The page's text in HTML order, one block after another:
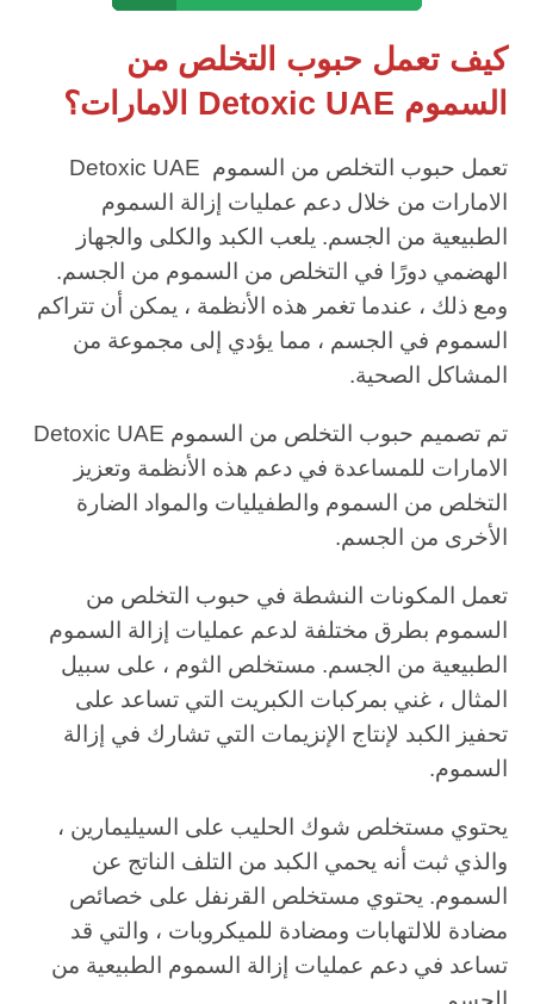
كيف تعمل حبوب التخلص من
السموم Detoxic UAE الامارات؟
تعمل حبوب التخلص من السموم Detoxic UAE
الامارات من خلال دعم عمليات إزالة السموم
الطبيعية من الجسم. يلعب الكبد والكلى والجهاز
الهضمي دورًا في التخلص من السموم من الجسم.
ومع ذلك ، عندما تغمر هذه الأنظمة ، يمكن أن تتراكم
السموم في الجسم ، مما يؤدي إلى مجموعة من
المشاكل الصحية.
تم تصميم حبوب التخلص من السموم Detoxic UAE
الامارات للمساعدة في دعم هذه الأنظمة وتعزيز
التخلص من السموم والطفيليات والمواد الضارة
الأخرى من الجسم.
تعمل المكونات النشطة في حبوب التخلص من
السموم بطرق مختلفة لدعم عمليات إزالة السموم
الطبيعية من الجسم. مستخلص الثوم ، على سبيل
المثال ، غني بمركبات الكبريت التي تساعد على
تحفيز الكبد لإنتاج الإنزيمات التي تشارك في إزالة
السموم.
يحتوي مستخلص شوك الحليب على السيليمارين ،
والذي ثبت أنه يحمي الكبد من التلف الناتج عن
السموم. يحتوي مستخلص القرنفل على خصائص
مضادة للالتهابات ومضادة للميكروبات ، والتي قد
تساعد في دعم عمليات إزالة السموم الطبيعية من